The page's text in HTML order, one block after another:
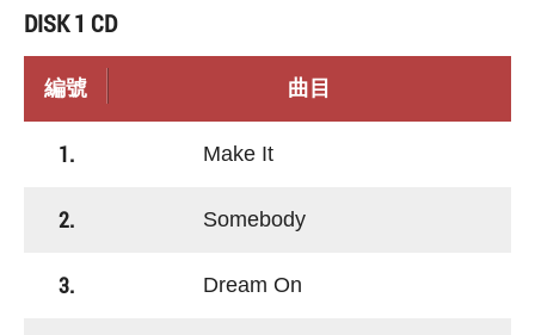
DISK 1 CD
編號 曲目
1. Make It
2. Somebody
3. Dream On